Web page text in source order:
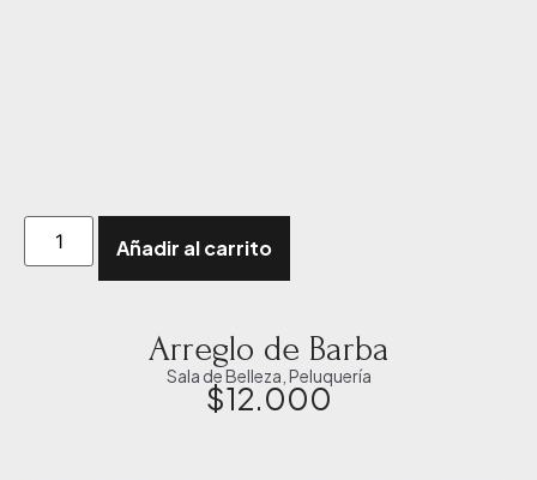
Añadir al carrito
Arreglo de Barba
Sala de Belleza Peluquería
$12.000